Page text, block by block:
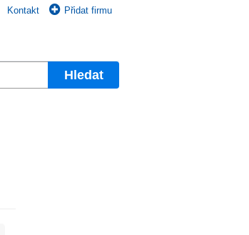
Kontakt Přidat firmu
Hledat